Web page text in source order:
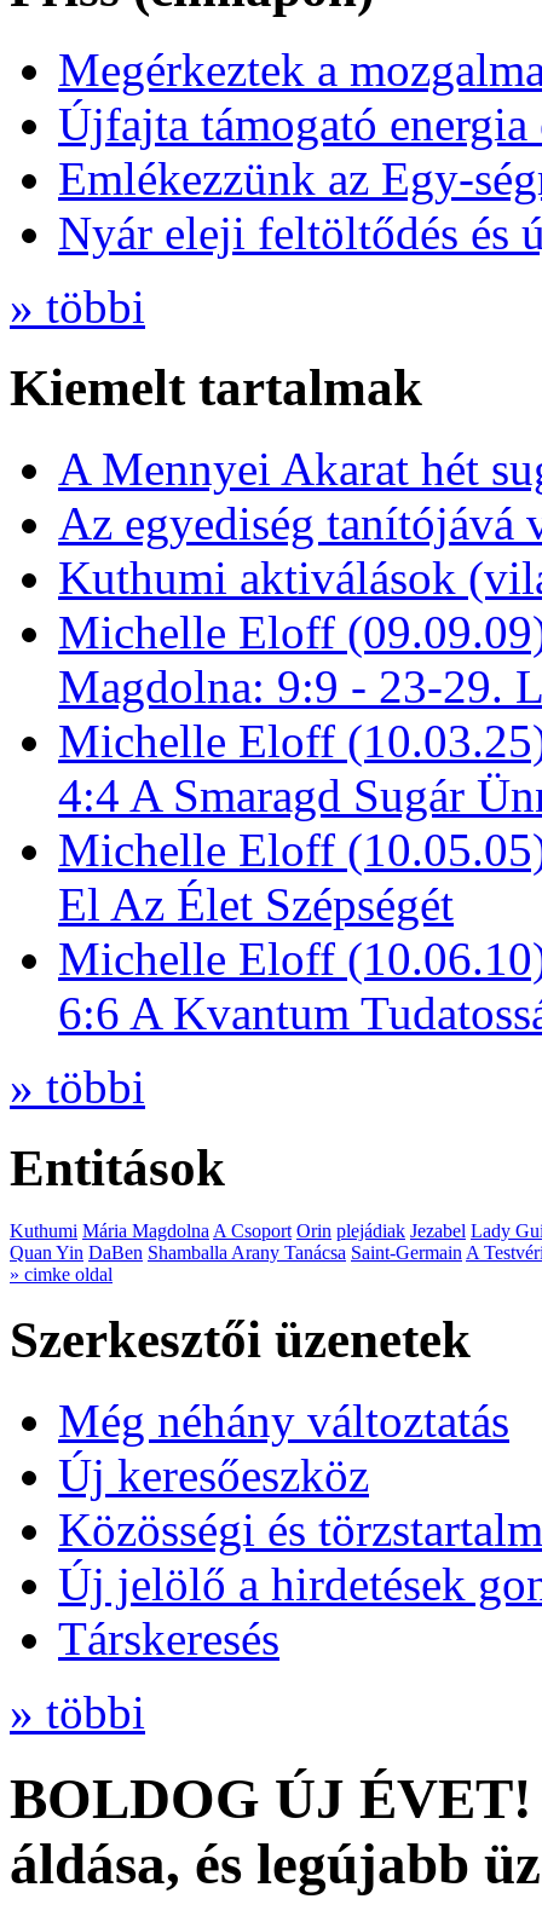
Megérkeztek a
Újfajta támogató
Emlékezzünk az Egy-
Nyár eleji feltöltődés és
» többi
Kiemelt tartalmak
A Mennyei Akarat hét
Az egyediség tanítójává
Kuthumi aktiválások
Michelle Eloff
Magdolna: 9:9 - 23-29.
Michelle Eloff
4:4 A Smaragd Sugár
Michelle Eloff
El Az Élet Szépségét
Michelle Eloff
6:6 A Kvantum
» többi
Entitások
Kuthumi Mária MagdolnaA Csoport Orin plejádiak Jezabel Lady
Quan Yin DaBen Shamballa Arany Tanácsa Saint-GermainA
» cimke oldal
Szerkesztői üzenetek
Még néhány változtatás
Új keresőeszköz
Közösségi és
Új jelölő a hirdetések
Társkeresés
» többi
BOLDOG ÚJ ÉVET!
áldása, és legújabb